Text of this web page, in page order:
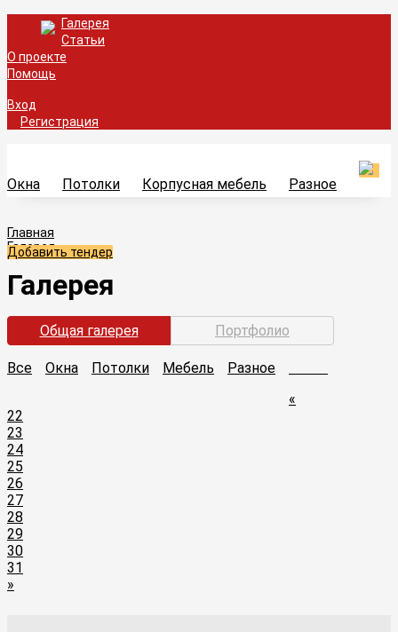
Галерея
Статьи
О проекте
Помощь
Вход
Регистрация
Окна Потолки Корпусная мебель Разное
Добавить тендер
Главная
Галерея
Галерея
Общая галерея Портфолио
Все Окна Потолки Мебель
Разное
«
22
23
24
25
26
27
28
29
30
31
»